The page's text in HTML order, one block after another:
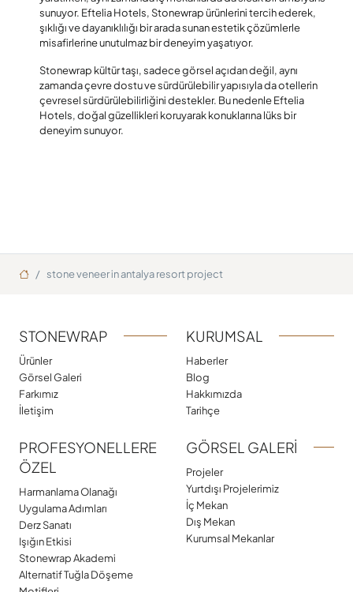
sunuyor. Eftelia Hotels, Stonewrap ürünlerini tercih ederek,
şıklığı ve dayanıklılığı bir arada sunan estetik çözümlerle
misafirlerine unutulmaz bir deneyim yaşatıyor.
Stonewrap kültür taşı, sadece görsel açıdan değil, aynı
zamanda çevre dostu ve sürdürülebilir yapısıyla da otellerin
çevresel sürdürülebilirliğini destekler. Bu nedenle Eftelia
Hotels, doğal güzellikleri koruyarak konuklarına lüks bir
deneyim sunuyor.
Ana Sayfa
stone veneer in antalya resort project
STONEWRAP
Ürünler
Görsel Galeri
Farkımız
İletişim
KURUMSAL
Haberler
Blog
Hakkımızda
Tarihçe
PROFESYONELLERE
ÖZEL
Harmanlama Olanağı
Uygulama Adımları
Derz Sanatı
Işığın Etkisi
Stonewrap Akademi
Alternatif Tuğla Döşeme
GÖRSEL GALERI
Projeler
Yurtdışı Projelerimiz
İç Mekan
Dış Mekan
Kurumsal Mekanlar